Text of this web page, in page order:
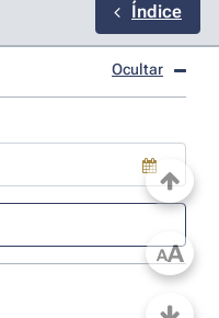
Índice
Ocultar
o calendário; Use as
AA